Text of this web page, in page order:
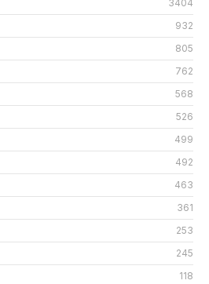
3404
932
805
762
568
526
499
492
463
361
253
245
118